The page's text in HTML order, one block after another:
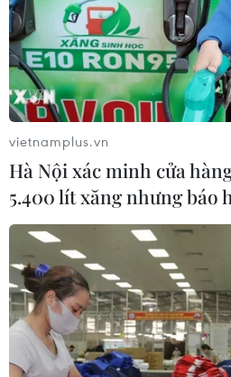
Giá vàng châu Á tăng
cấm nhập khẩu vàng
vietnamplus.vn
Hà Nội xác minh cửa
5.400 lít xăng nhưng báo